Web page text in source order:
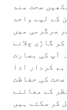
صحت مند
کے لیے واحد
سرگرمی میں
گاڑی چلانے
آپ کی بصارت
کردار ادا
کی حفاظت
کے معائنے
کر سکتے ہیں،